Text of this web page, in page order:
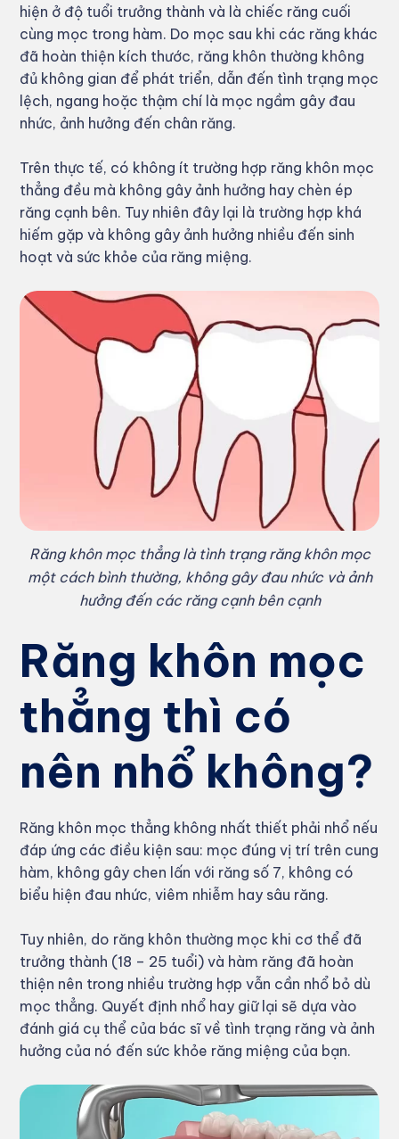
hiện ở độ tuổi trưởng thành và là chiếc răng cuối
cùng mọc trong hàm. Do mọc sau khi các răng khác
đã hoàn thiện kích thước, răng khôn thường không
đủ không gian để phát triển, dẫn đến tình trạng mọc
lệch, ngang hoặc thậm chí là mọc ngầm gây đau
nhức, ảnh hưởng đến chân răng.
Trên thực tế, có không ít trường hợp răng khôn mọc
thẳng đều mà không gây ảnh hưởng hay chèn ép
răng cạnh bên. Tuy nhiên đây lại là trường hợp khá
hiếm gặp và không gây ảnh hưởng nhiều đến sinh
hoạt và sức khỏe của răng miệng.
Răng khôn mọc thẳng là tình trạng răng khôn mọc
một cách bình thường, không gây đau nhức và ảnh
hưởng đến các răng cạnh bên cạnh
Răng khôn mọc
thẳng thì có
nên nhổ không?
Răng khôn mọc thẳng không nhất thiết phải nhổ nếu
đáp ứng các điều kiện sau: mọc đúng vị trí trên cung
hàm, không gây chen lấn với răng số 7, không có
biểu hiện đau nhức, viêm nhiễm hay sâu răng.
Tuy nhiên, do răng khôn thường mọc khi cơ thể đã
trưởng thành (18 – 25 tuổi) và hàm răng đã hoàn
thiện nên trong nhiều trường hợp vẫn cần nhổ bỏ dù
mọc thẳng. Quyết định nhổ hay giữ lại sẽ dựa vào
đánh giá cụ thể của bác sĩ về tình trạng răng và ảnh
hưởng của nó đến sức khỏe răng miệng của bạn.